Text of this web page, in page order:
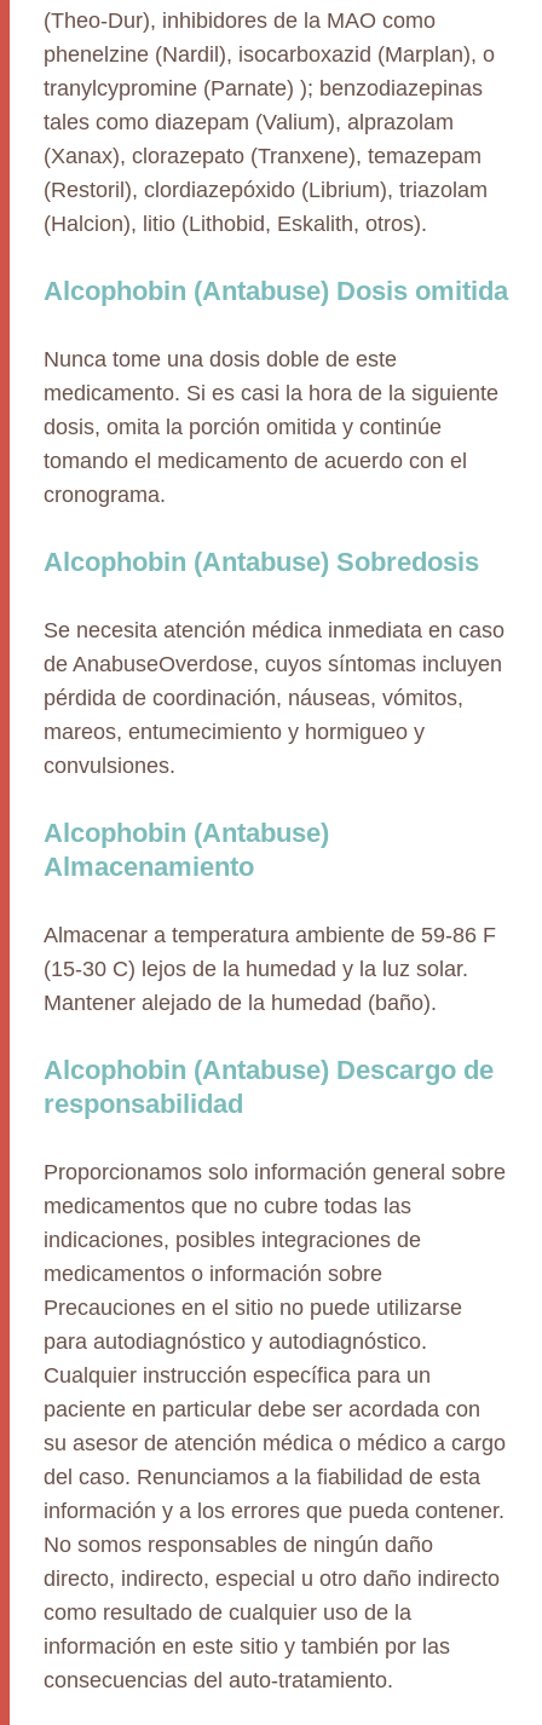
(Theo-Dur), inhibidores de la MAO como
phenelzine (Nardil), isocarboxazid (Marplan), o
tranylcypromine (Parnate) ); benzodiazepinas
tales como diazepam (Valium), alprazolam
(Xanax), clorazepato (Tranxene), temazepam
(Restoril), clordiazepóxido (Librium), triazolam
(Halcion), litio (Lithobid, Eskalith, otros).
Alcophobin (Antabuse) Dosis omitida
Nunca tome una dosis doble de este
medicamento. Si es casi la hora de la siguiente
dosis, omita la porción omitida y continúe
tomando el medicamento de acuerdo con el
cronograma.
Alcophobin (Antabuse) Sobredosis
Se necesita atención médica inmediata en caso
de AnabuseOverdose, cuyos síntomas incluyen
pérdida de coordinación, náuseas, vómitos,
mareos, entumecimiento y hormigueo y
convulsiones.
Alcophobin (Antabuse)
Almacenamiento
Almacenar a temperatura ambiente de 59-86 F
(15-30 C) lejos de la humedad y la luz solar.
Mantener alejado de la humedad (baño).
Alcophobin (Antabuse) Descargo de
responsabilidad
Proporcionamos solo información general sobre
medicamentos que no cubre todas las
indicaciones, posibles integraciones de
medicamentos o información sobre
Precauciones en el sitio no puede utilizarse
para autodiagnóstico y autodiagnóstico.
Cualquier instrucción específica para un
paciente en particular debe ser acordada con
su asesor de atención médica o médico a cargo
del caso. Renunciamos a la fiabilidad de esta
información y a los errores que pueda contener.
No somos responsables de ningún daño
directo, indirecto, especial u otro daño indirecto
como resultado de cualquier uso de la
información en este sitio y también por las
consecuencias del auto-tratamiento.